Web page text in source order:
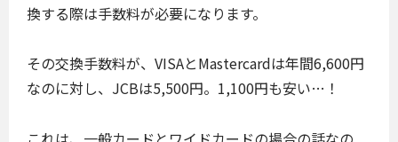
換する際は手数料が必要になります。
その交換手数料が、VISAとMastercardは年間6,600円
なのに対し、JCBは5,500円。1,100円も安い…！